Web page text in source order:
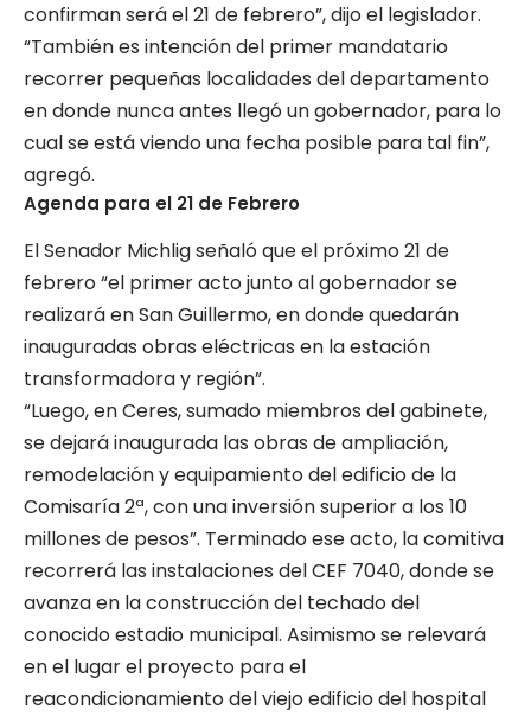
confirman será el 21 de febrero”, dijo el legislador.
“También es intención del primer mandatario
recorrer pequeñas localidades del departamento
en donde nunca antes llegó un gobernador, para lo
cual se está viendo una fecha posible para tal fin”,
agregó.
Agenda para el 21 de Febrero
El Senador Michlig señaló que el próximo 21 de
febrero “el primer acto junto al gobernador se
realizará en San Guillermo, en donde quedarán
inauguradas obras eléctricas en la estación
transformadora y región”.
“Luego, en Ceres, sumado miembros del gabinete,
se dejará inaugurada las obras de ampliación,
remodelación y equipamiento del edificio de la
Comisaría 2ª, con una inversión superior a los 10
millones de pesos”. Terminado ese acto, la comitiva
recorrerá las instalaciones del CEF 7040, donde se
avanza en la construcción del techado del
conocido estadio municipal. Asimismo se relevará
en el lugar el proyecto para el
reacondicionamiento del viejo edificio del hospital